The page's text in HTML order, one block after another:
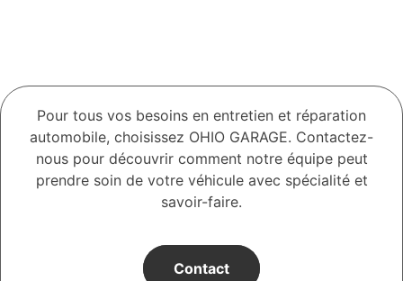
Pour tous vos besoins en entretien et réparation
automobile, choisissez OHIO GARAGE. Contactez-
nous pour découvrir comment notre équipe peut
prendre soin de votre véhicule avec spécialité et
savoir-faire.
Contact